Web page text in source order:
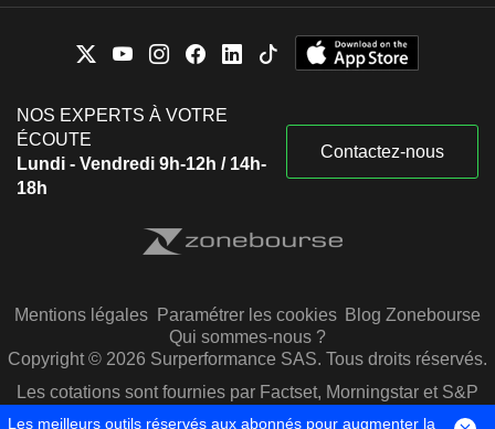
NOS EXPERTS À VOTRE
ÉCOUTE
Lundi - Vendredi 9h-12h / 14h-
18h
Contactez-nous
Mentions légales Paramétrer les cookies Blog Zonebourse
Qui sommes-nous ?
Copyright © 2026 Surperformance SAS. Tous droits réservés.
Les cotations sont fournies par Factset, Morningstar et S&P
Capital IQ
Les meilleurs outils réservés aux abonnés pour augmenter la